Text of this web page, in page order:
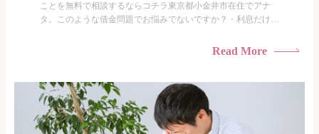
ことを無料で相談するならコチラ東京都小金井市在住でアナ
タ。このような借金問題でお悩みでないですか？・利息だけを
族に知られたくない・借金の催促、取り立てで憂鬱になる。・
も限界があ...
Read More